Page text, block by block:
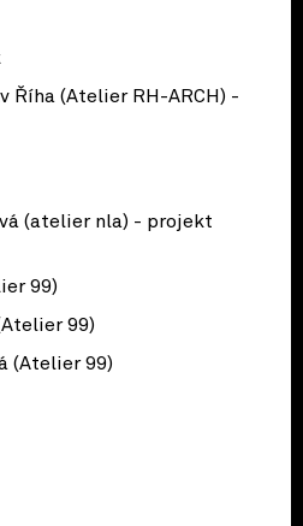
Říha (Atelier RH-ARCH) -
(atelier nla) - projekt
99)
99)
(Atelier 99)